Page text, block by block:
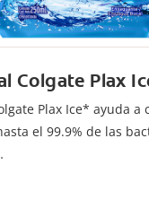
Colgate Plax
Plax Ice* ayuda a
el 99.9% de las